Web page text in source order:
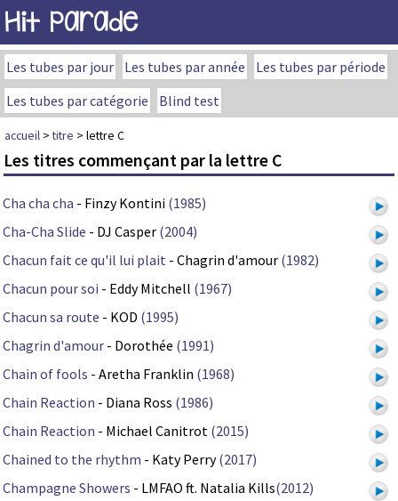
Hit Parade
Les tubes par jour Les tubes par année
Les tubes par période
Les tubes par catégorie
Blind test
accueil >titre > lettre C
Les titres commençant par la lettre C
Cha cha cha - Finzy Kontini (1985)
Cha-Cha Slide - DJ Casper (2004)
Chacun fait ce qu'il lui plait - Chagrin d'amour (1982)
Chacun pour soi - Eddy Mitchell (1967)
Chacun sa route - KOD (1995)
Chagrin d'amour - Dorothée (1991)
Chain of fools - Aretha Franklin (1968)
Chain Reaction - Diana Ross (1986)
Chain Reaction - Michael Canitrot (2015)
Chained to the rhythm - Katy Perry(2017)
Champagne Showers - LMFAO ft. Natalia Kills(2012)